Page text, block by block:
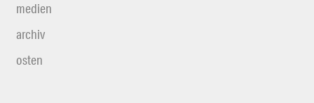
medien
archiv
osten